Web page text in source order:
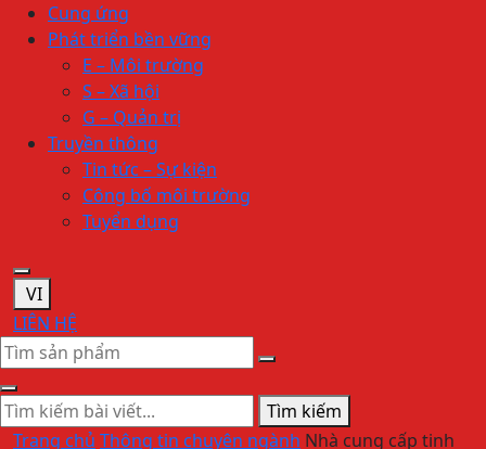
Cung ứng
Phát triển bền vững
E – Môi trường
S – Xã hội
G – Quản trị
Truyền thông
Tin tức – Sự kiện
Công bố môi trường
Tuyển dụng
VI
LIÊN HỆ
Tìm kiếm
Trang chủ Thông tin chuyên ngành Nhà cung cấp tinh